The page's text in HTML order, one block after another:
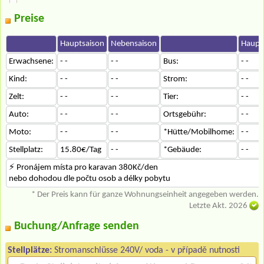
Preise
Hauptsaison Nebensaison
Erwachsene:
- - - - Bus:
- -
Kind:
- - - - Strom:
- -
Zelt:
- - - - Tier:
- -
Auto:
- - - - Ortsgebühr:
- -
Moto:
- - - - *Hütte/Mobilhome:
- -
Stellplatz:
15.80€/Tag - - *Gebäude:
- -
⚡ Pronájem místa pro karavan 380Kč/den
nebo dohodou dle počtu osob a délky pobytu
* Der Preis kann für ganze Wohnungseinheit angegeben werden.
Letzte Akt. 2026
Buchung/Anfrage senden
Stellplätze: Stromanschlüsse 240V/ voda - v případě nutnosti